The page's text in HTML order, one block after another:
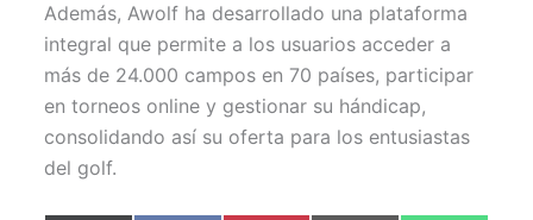
Además, Awolf ha desarrollado una plataforma
integral que permite a los usuarios acceder a
más de 24.000 campos en 70 países, participar
en torneos online y gestionar su hándicap,
consolidando así su oferta para los entusiastas
del golf.